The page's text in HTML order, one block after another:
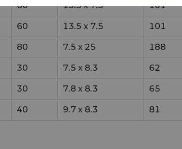
60 13.5x7.5 101
60 13.5 x 7.5 101
80 7.5 x 25 188
30 7.5 x 8.3 62
30 7.8 x 8.3 65
40 9.7 x 8.3 81